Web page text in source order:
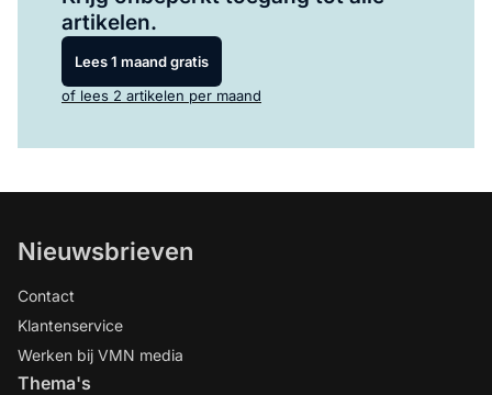
artikelen.
Lees 1 maand gratis
of lees 2 artikelen per maand
Nieuwsbrieven
Contact
Klantenservice
Werken bij VMN media
Thema's